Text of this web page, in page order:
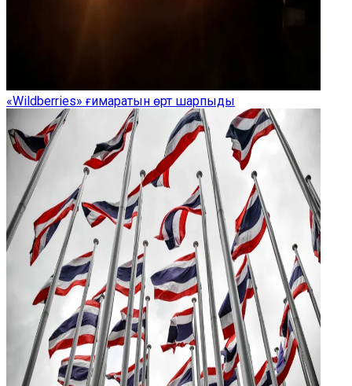
«Wildberries» ғимаратын өрт шарпыды